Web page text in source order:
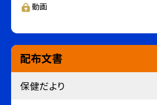
動画
配布文書
保健だより